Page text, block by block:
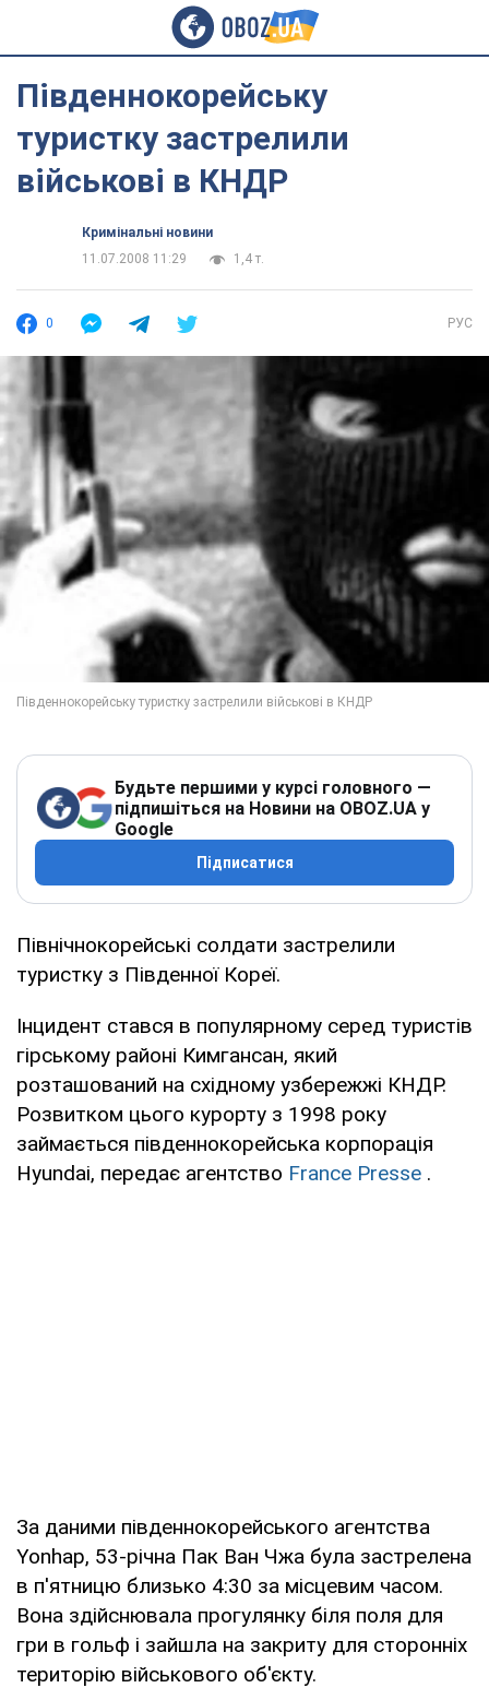
Південнокорейську
туристку застрелили
військові в КНДР
Кримінальні новини
11.07.2008 11:29
1,4 т.
0 РУС
Будьте першими у курсі головного —
підпишіться на Новини на OBOZ.UA у
Google
Підписатися
Північнокорейські солдати застрелили
туристку з Південної Кореї.
Інцидент стався в популярному серед туристів
гірському районі Кимгансан, який
розташований на східному узбережжі КНДР.
Розвитком цього курорту з 1998 року
займається південнокорейська корпорація
Hyundai, передає агентствo France Presse .
За даними південнокорейського агентства
Yonhap, 53-річна Пак Ван Чжа була застрелена
в п'ятницю близько 4:30 за місцевим часом.
Вона здійснювала прогулянку біля поля для
гри в гольф і зайшла на закриту для сторонніх
територію військового об'єкту.